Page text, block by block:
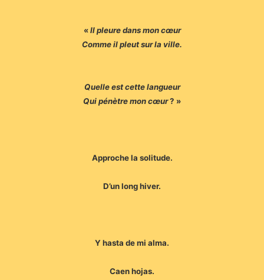
«Il pleure dans mon cœur
Comme il pleut sur la ville.
Quelle est cette langueur
Qui pénètre mon cœur? »
Approche la solitude.
D’un long hiver.
Y hasta de mi alma.
Caen hojas.